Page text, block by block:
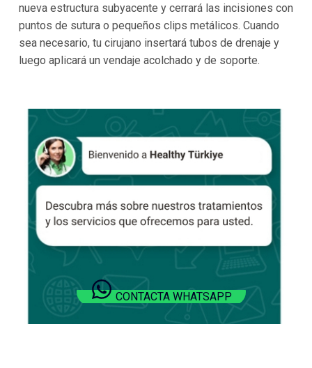
nueva estructura subyacente y cerrará las incisiones con
puntos de sutura o pequeños clips metálicos. Cuando
sea necesario, tu cirujano insertará tubos de drenaje y
luego aplicará un vendaje acolchado y de soporte.
CONTACTA WHATSAPP